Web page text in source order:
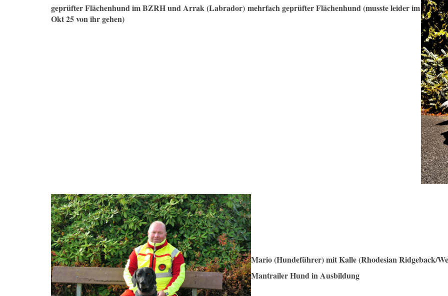
geprüfter Flächenhund im BZRH und Arrak (Labrador) mehrfach geprüfter Flächenhund (musste leider im
Okt 25 von ihr gehen)
Mario (Hundeführer) mit Kalle (Rhodesian Ridgeback/
Mantrailer Hund in Ausbildung